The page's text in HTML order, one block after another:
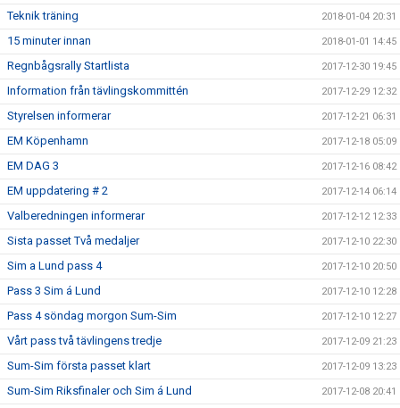
Teknik träning 2018-01-04 20:31
15 minuter innan 2018-01-01 14:45
Regnbågsrally Startlista 2017-12-30 19:45
Information från tävlingskommittén 2017-12-29 12:32
Styrelsen informerar 2017-12-21 06:31
EM Köpenhamn 2017-12-18 05:09
EM DAG 3 2017-12-16 08:42
EM uppdatering # 2 2017-12-14 06:14
Valberedningen informerar 2017-12-12 12:33
Sista passet Två medaljer 2017-12-10 22:30
Sim a Lund pass 4 2017-12-10 20:50
Pass 3 Sim á Lund 2017-12-10 12:28
Pass 4 söndag morgon Sum-Sim 2017-12-10 12:27
Vårt pass två tävlingens tredje 2017-12-09 21:23
Sum-Sim första passet klart 2017-12-09 13:23
Sum-Sim Riksfinaler och Sim á Lund 2017-12-08 20:41